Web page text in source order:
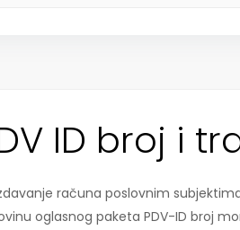
ID broj i
računa poslovnim
oglasnog paketa PDV-ID broj